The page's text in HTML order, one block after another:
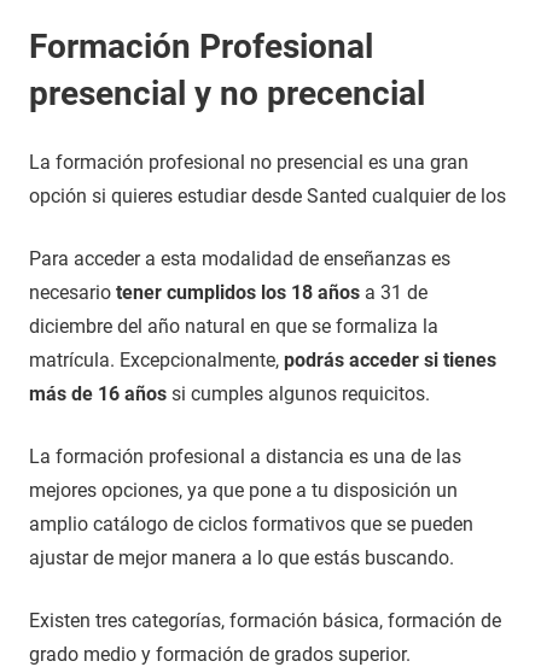
Formación Profesional
presencial y no precencial
La formación profesional no presencial es una gran
opción si quieres estudiar desde Santed cualquier de los
Para acceder a esta modalidad de enseñanzas es
necesario tener cumplidos los 18 años a 31 de
diciembre del año natural en que se formaliza la
matrícula. Excepcionalmente, podrás acceder si tienes
más de 16 años si cumples algunos requicitos.
La formación profesional a distancia es una de las
mejores opciones, ya que pone a tu disposición un
amplio catálogo de ciclos formativos que se pueden
ajustar de mejor manera a lo que estás buscando.
Existen tres categorías, formación básica, formación de
grado medio y formación de grados superior.